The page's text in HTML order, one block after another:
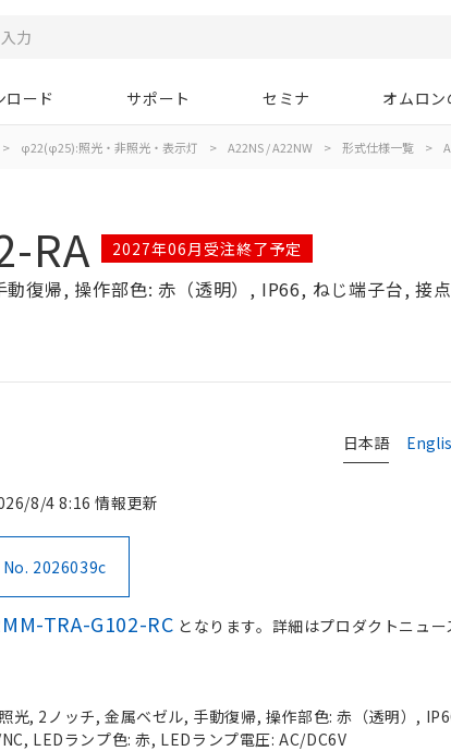
ロード サポート セミナ オムロ
> φ22(φ25):照光・非照光・表示灯 > A22NS / A22NW > 形式仕様一覧 >
RA 2027年06月受注終了予定
復帰, 操作部色: 赤（透明）, IP66, ねじ端子台, 接
日本語
8/4 8:16 情報更新
No. 2026039c
TRA-G102-RC となります。詳細はプロダクトニュ
光, 2ノッチ, 金属ベゼル, 手動復帰, 操作部色: 赤（透明）,
LEDランプ色: 赤, LEDランプ電圧: AC/DC6V